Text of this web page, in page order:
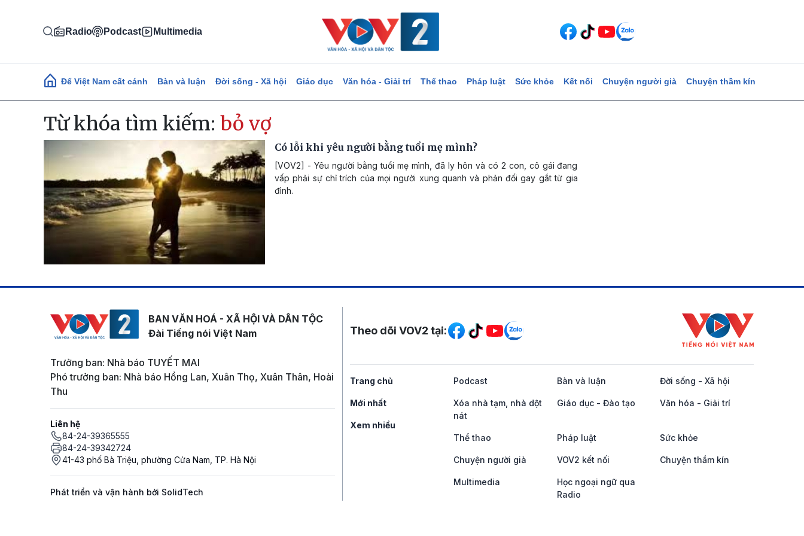
Radio Podcast Multimedia
Main navigation
Để Việt Nam cất cánh Bàn và luận Đời sống - Xã hội Giáo dục Văn hóa - Giải trí Thể thao Pháp luật Sức khỏe Kết nối Chuyện người già Chuyện thầm kín
Từ khóa tìm kiếm: bỏ vợ
Có lỗi khi yêu người bằng tuổi mẹ mình?
[VOV2] - Yêu người bằng tuổi mẹ mình, đã ly hôn và có 2 con, cô gái đang
vấp phải sự chỉ trích của mọi người xung quanh và phản đối gay gắt từ gia
đình.
BAN VĂN HOÁ - XÃ HỘI VÀ DÂN TỘC
Đài Tiếng nói Việt Nam
Trưởng ban: Nhà báo TUYẾT MAI
Phó trưởng ban: Nhà báo Hồng Lan, Xuân Thọ, Xuân Thân, Hoài
Thu
Liên hệ
84-24-39365555
84-24-39342724
41-43 phố Bà Triệu, phường Cửa Nam, TP. Hà Nội
Phát triển và vận hành bởi SolidTech
Mạng xã hội
Theo dõi VOV2 tại:
Trang chủ
Mới nhất
Xem nhiều
Podcast Bàn và luận Đời sống - Xã hội
Xóa nhà tạm, nhà dột
nát
Giáo dục - Đào tạo Văn hóa - Giải trí
Thể thao Pháp luật Sức khỏe
Chuyện người già VOV2 kết nối Chuyện thầm kín
Multimedia
Học ngoại ngữ qua
Radio